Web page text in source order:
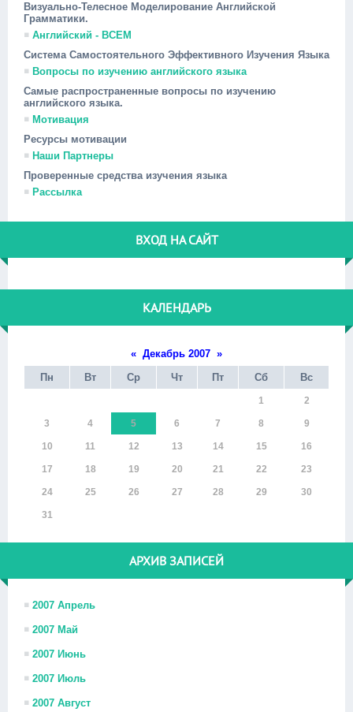
Визуально-Телесное Моделирование Английской
Грамматики.
Английский - ВСЕМ
Система Самостоятельного Эффективного Изучения Языка
Вопросы по изучению английского языка
Самые распространенные вопросы по изучению
английского языка.
Мотивация
Ресурсы мотивации
Наши Партнеры
Проверенные средства изучения языка
Рассылка
ВХОД НА САЙТ
КАЛЕНДАРЬ
« Декабрь 2007 »
Пн
Вт Ср Чт Пт Сб Вс
1 2
3 4 5 6 7 8 9
10 11 12 13 14 15 16
17 18 19 20 21 22 23
24 25 26 27 28 29 30
31
АРХИВ ЗАПИСЕЙ
2007 Апрель
2007 Май
2007 Июнь
2007 Июль
2007 Август